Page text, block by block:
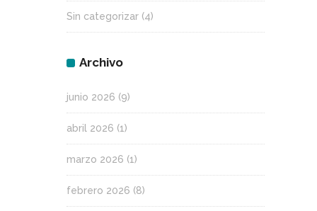
Sin categorizar (4)
Archivo
junio 2026 (9)
abril 2026 (1)
marzo 2026 (1)
febrero 2026 (8)